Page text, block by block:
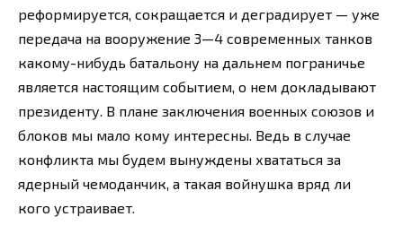
реформируется, сокращается и деградирует — уже
передача на вооружение 3—4 современных танков
какому-нибудь батальону на дальнем пограничье
является настоящим событием, о нем докладывают
президенту. В плане заключения военных союзов и
блоков мы мало кому интересны. Ведь в случае
конфликта мы будем вынуждены хвататься за
ядерный чемоданчик, а такая войнушка вряд ли
кого устраивает.